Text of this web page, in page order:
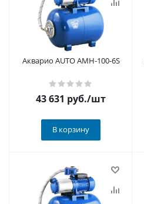
Акварио AUTO AMH-100-6S
43 631 руб./шт
В корзину